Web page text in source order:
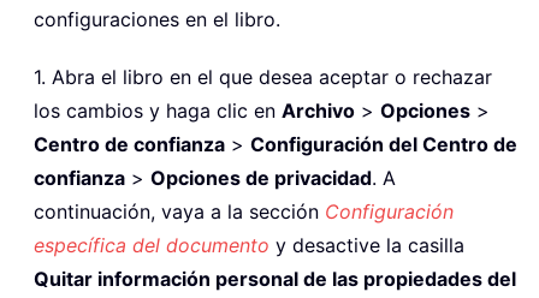
configuraciones en el libro.
1. Abra el libro en el que desea aceptar o rechazar
los cambios y haga clic en Archivo > Opciones >
Centro de confianza > Configuración del Centro de
confianza > Opciones de privacidad. A
continuación, vaya a la sección Configuración
específica del documento y desactive la casilla
Quitar información personal de las propiedades del